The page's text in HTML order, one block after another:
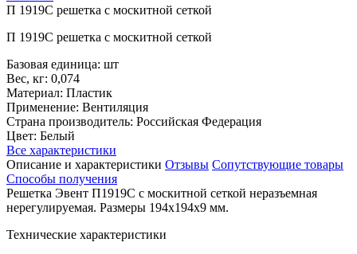
П 1919С решетка с москитной сеткой
П 1919С решетка с москитной сеткой
Базовая единица: шт
Вес, кг: 0,074
Материал: Пластик
Применение: Вентиляция
Страна производитель: Российская Федерация
Цвет: Белый
Все характеристики
Описание и характеристики Отзывы Сопутствующие товары
Способы получения
Решетка Эвент П1919С с москитной сеткой неразъемная
нерегулируемая. Размеры 194х194х9 мм.
Технические характеристики